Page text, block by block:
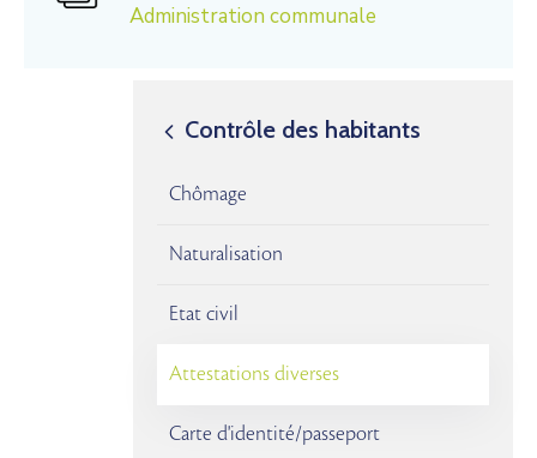
Administration communale
Contrôle des habitants
Chômage
Naturalisation
Etat civil
Attestations diverses
Carte d'identité/passeport